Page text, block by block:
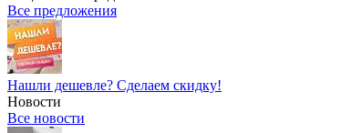
Все предложения
Нашли дешевле? Сделаем скидку!
Новости
Все новости